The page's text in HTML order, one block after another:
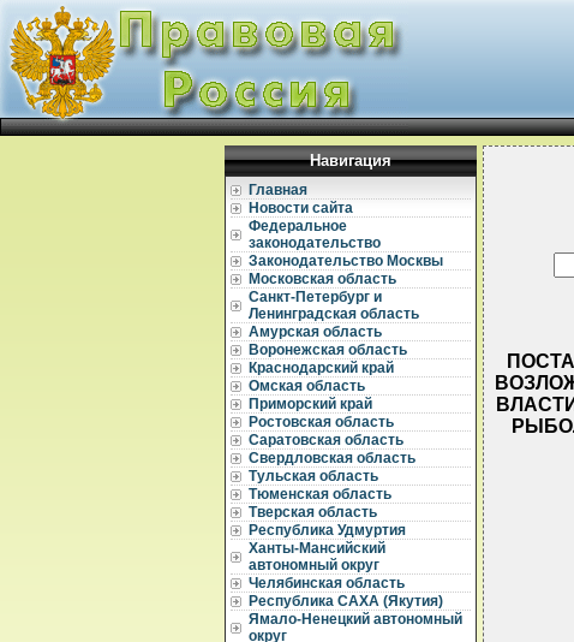
Навигация
Главная
Новости сайта
Федеральное
законодательство
Законодательство Москвы
Московская область
Санкт-Петербург и
Ленинградская область
Амурская область
Воронежская область
Краснодарский край
Омская область
Приморский край
Ростовская область
Саратовская область
Свердловская область
Тульская область
Тюменская область
Тверская область
Республика Удмуртия
Ханты-Мансийский
автономный округ
Челябинская область
Республика САХА (Якутия)
Ямало-Ненецкий автономный
округ